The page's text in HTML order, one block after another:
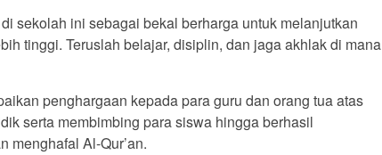
sekolah ini sebagai bekal berharga untuk melanjutkan
tinggi. Teruslah belajar, disiplin, dan jaga akhlak di mana
penghargaan kepada para guru dan orang tua atas
serta membimbing para siswa hingga berhasil
menghafal Al-Qur’an.